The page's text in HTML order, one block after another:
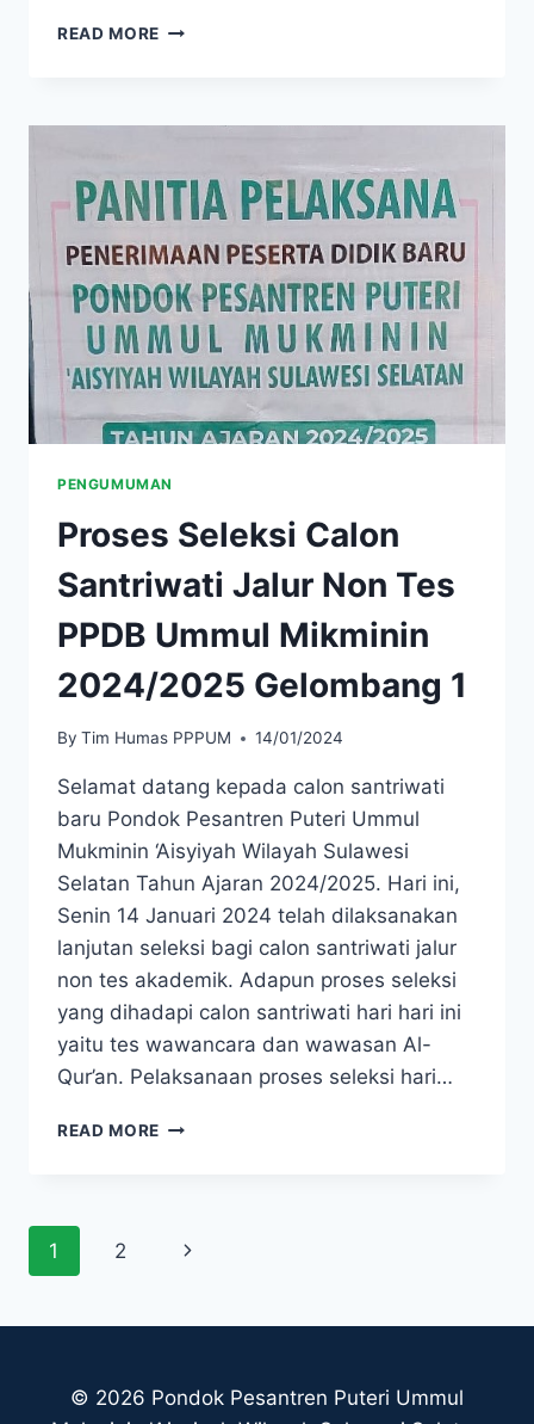
READ MORE
PENGUMUMAN
Proses Seleksi Calon
Santriwati Jalur Non Tes
PPDB Ummul Mikminin
2024/2025 Gelombang 1
By Tim Humas PPPUM 14/01/2024
Selamat datang kepada calon santriwati
baru Pondok Pesantren Puteri Ummul
Mukminin ‘Aisyiyah Wilayah Sulawesi
Selatan Tahun Ajaran 2024/2025. Hari ini,
Senin 14 Januari 2024 telah dilaksanakan
lanjutan seleksi bagi calon santriwati jalur
non tes akademik. Adapun proses seleksi
yang dihadapi calon santriwati hari hari ini
yaitu tes wawancara dan wawasan Al-
Qur’an. Pelaksanaan proses seleksi hari…
READ MORE
1 2
© 2026 Pondok Pesantren Puteri Ummul